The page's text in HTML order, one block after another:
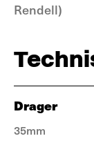
Rendell)
Drager
35mm